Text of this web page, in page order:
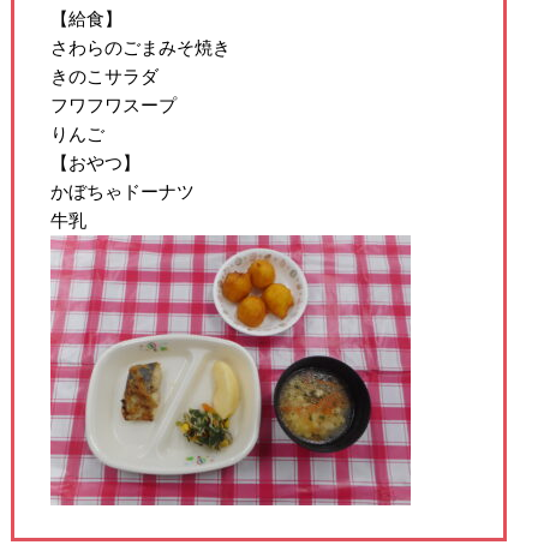
【給食】
さわらのごまみそ焼き
きのこサラダ
フワフワスープ
りんご
【おやつ】
かぼちゃドーナツ
牛乳